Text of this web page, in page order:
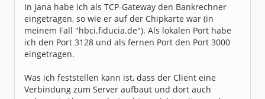
In Jana habe ich als TCP-Gateway den Bankrechner
eingetragen, so wie er auf der Chipkarte war (in
meinem Fall "hbci.fiducia.de"). Als lokalen Port habe
ich den Port 3128 und als fernen Port den Port 3000
eingetragen.
Was ich feststellen kann ist, dass der Client eine
Verbindung zum Server aufbaut und dort auch